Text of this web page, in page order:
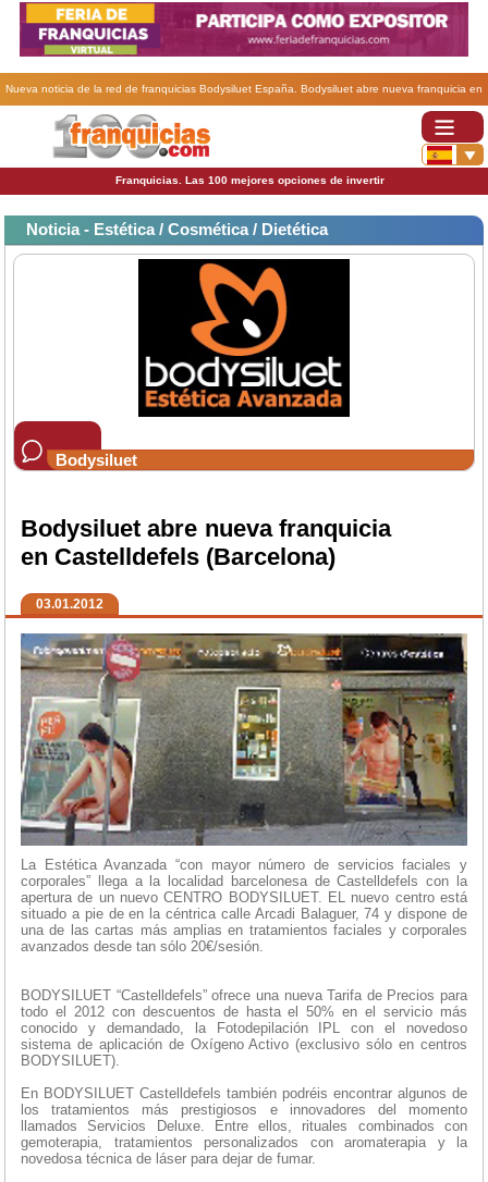
Nueva noticia de la red de franquicias Bodysiluet España. Bodysiluet abre nueva franquicia en
Castelldefels (Barcelona).
Franquicias. Las 100 mejores opciones de invertir
Noticia - Estética / Cosmética / Dietética
Bodysiluet
Bodysiluet abre nueva franquicia
en Castelldefels (Barcelona)
03.01.2012
La Estética Avanzada “con mayor número de servicios faciales y
corporales” llega a la localidad barcelonesa de Castelldefels con la
apertura de un nuevo CENTRO BODYSILUET. EL nuevo centro está
situado a pie de en la céntrica calle Arcadi Balaguer, 74 y dispone de
una de las cartas más amplias en tratamientos faciales y corporales
avanzados desde tan sólo 20€/sesión.
BODYSILUET “Castelldefels” ofrece una nueva Tarifa de Precios para
todo el 2012 con descuentos de hasta el 50% en el servicio más
conocido y demandado, la Fotodepilación IPL con el novedoso
sistema de aplicación de Oxígeno Activo (exclusivo sólo en centros
BODYSILUET).
En BODYSILUET Castelldefels también podréis encontrar algunos de
los tratamientos más prestigiosos e innovadores del momento
llamados Servicios Deluxe. Entre ellos, rituales combinados con
gemoterapia, tratamientos personalizados con aromaterapia y la
novedosa técnica de láser para dejar de fumar.